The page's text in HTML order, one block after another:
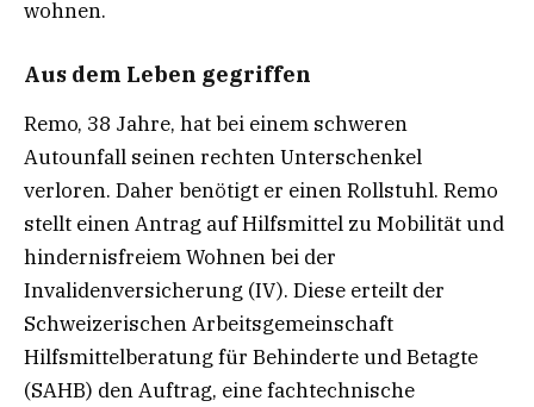
wohnen.
Aus dem Leben gegriffen
Remo, 38 Jahre, hat bei einem schweren
Autounfall seinen rechten Unterschenkel
verloren. Daher benötigt er einen Rollstuhl. Remo
stellt einen Antrag auf Hilfsmittel zu Mobilität und
hindernisfreiem Wohnen bei der
Invalidenversicherung (IV). Diese erteilt der
Schweizerischen Arbeitsgemeinschaft
Hilfsmittelberatung für Behinderte und Betagte
(SAHB) den Auftrag, eine fachtechnische